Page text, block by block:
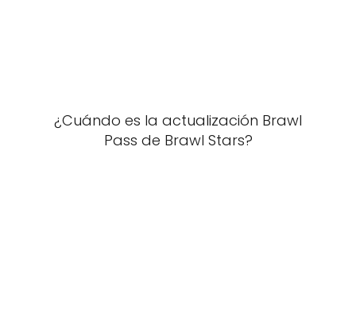
¿Cuándo es la actualización Brawl
Pass de Brawl Stars?